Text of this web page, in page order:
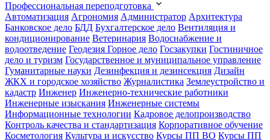
Профессиональная переподготовка
Автоматизация Агрономия Администратор Архитектура
Банковское дело БДД Бухгалтерское дело Вентиляция и
кондиционирование Ветеринария Водоснабжение и
водоотведение Геодезия Горное дело Госзакупки Гостиничное
дело и туризм Государственное и муниципальное управление
Гуманитарные науки Дезинфекция и дезинсекция Дизайн
ЖКХ и городское хозяйство Журналистика Землеустройство и
кадастр Инженер Инженерно-технические работники
Инженерные изыскания Инженерные системы
Информационные технологии Кадровое делопроизводство
Контроль качества и стандартизация Корпоративное обучение
Косметология Культура и искусство Курсы ПП ВО Курсы ПП